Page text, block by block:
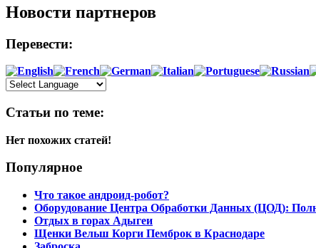
Новости партнеров
Перевести:
Статьи по теме:
Нет похожих статей!
Популярное
Что такое андроид-робот?
Оборудование Центра Обработки Данных (ЦОД):
Отдых в горах Адыгеи
Щенки Вельш Корги Пемброк в Краснодаре